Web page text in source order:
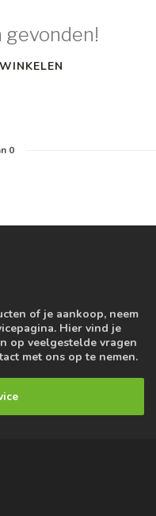
gevonden!
0
of je aankoop, neem
Hier vind je
op veelgestelde vragen
met ons op te nemen.